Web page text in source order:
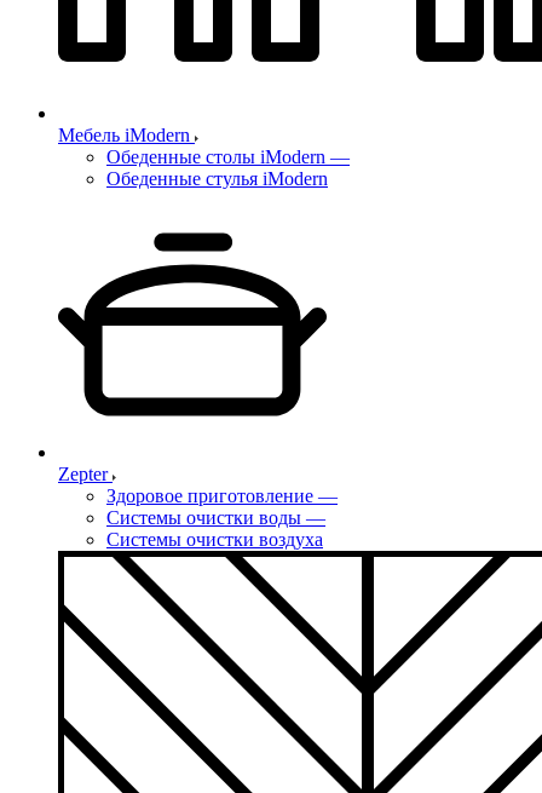
Мебель iModern
Обеденные столы iModern —
Обеденные стулья iModern
Zepter
Здоровое приготовление —
Системы очистки воды —
Системы очистки воздуха